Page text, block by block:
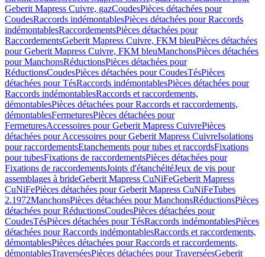
Geberit Mapress Cuivre, gazCoudesPièces détachées pour
CoudesRaccords indémontablesPièces détachées pour Raccords
indémontablesRaccordementsPièces détachées pour
RaccordementsGeberit Mapress Cuivre, FKM bleuPièces détachées
pour Geberit Mapress Cuivre, FKM bleuManchonsPièces détachées
pour ManchonsRéductionsPièces détachées pour
RéductionsCoudesPièces détachées pour CoudesTésPièces
détachées pour TésRaccords indémontablesPièces détachées pour
Raccords indémontablesRaccords et raccordements,
démontablesPièces détachées pour Raccords et raccordements,
démontablesFermeturesPièces détachées pour
FermeturesAccessoires pour Geberit Mapress CuivrePièces
détachées pour Accessoires pour Geberit Mapress CuivreIsolations
pour raccordementsEtanchements pour tubes et raccordsFixations
pour tubesFixations de raccordementsPièces détachées pour
Fixations de raccordementsJoints d'étanchéitéJeux de vis pour
assemblages à brideGeberit Mapress CuNiFeGeberit Mapress
CuNiFePièces détachées pour Geberit Mapress CuNiFeTubes
2.1972ManchonsPièces détachées pour ManchonsRéductionsPièces
détachées pour RéductionsCoudesPièces détachées pour
CoudesTésPièces détachées pour TésRaccords indémontablesPièces
détachées pour Raccords indémontablesRaccords et raccordements,
démontablesPièces détachées pour Raccords et raccordements,
démontablesTraverséesPièces détachées pour TraverséesGeberit